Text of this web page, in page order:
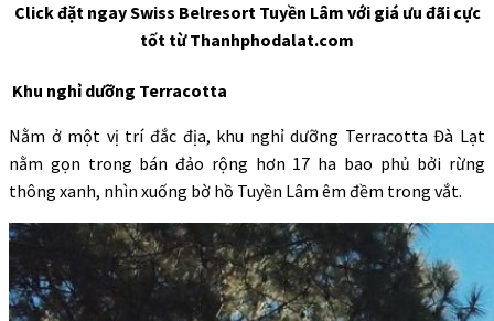
Click đặt ngaySwiss Belresort Tuyền Lâm với giá ưu đãi cực
tốt từ Thanhphodalat.com
Khu nghỉ dưỡng Terracotta
Nằm ở một vị trí đắc địa, khu nghỉ dưỡng Terracotta Đà Lạt
nằm gọn trong bán đảo rộng hơn 17 ha bao phủ bởi rừng
thông xanh, nhìn xuống bờ hồ Tuyền Lâm êm đềm trong vắt.